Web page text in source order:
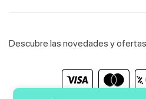
Descubre las novedades y ofertas